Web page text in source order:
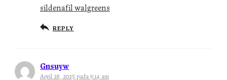
sildenafil walgreens
REPLY
Gnsuyw
April 28, 2025 pada 9:14 am